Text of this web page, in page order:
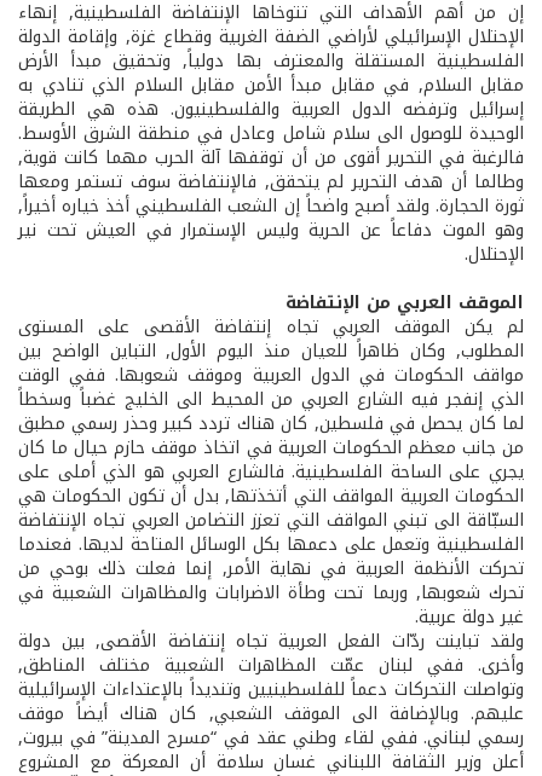
إن من أهم الأهداف التي تتوخاها الإنتفاضة الفلسطينية, إنهاء
الإحتلال الإسرائيلي لأراضي الضفة الغربية وقطاع غزة, وإقامة الدولة
الفلسطينية المستقلة والمعترف بها دولياً, وتحقيق مبدأ الأرض
مقابل السلام, في مقابل مبدأ الأمن مقابل السلام الذي تنادي به
إسرائيل وترفضه الدول العربية والفلسطينيون. هذه هي الطريقة
الوحيدة للوصول الى سلام شامل وعادل في منطقة الشرق الأوسط.
فالرغبة في التحرير أقوى من أن توقفها آلة الحرب مهما كانت قوية,
وطالما أن هدف التحرير لم يتحقق, فالإنتفاضة سوف تستمر ومعها
ثورة الحجارة. ولقد أصبح واضحاً إن الشعب الفلسطيني أخذ خياره أخيراً,
وهو الموت دفاعاً عن الحرية وليس الإستمرار في العيش تحت نير
الإحتلال.
الموقف العربي من الإنتفاضة
لم يكن الموقف العربي تجاه إنتفاضة الأقصى على المستوى
المطلوب, وكان ظاهراً للعيان منذ اليوم الأول, التباين الواضح بين
مواقف الحكومات في الدول العربية وموقف شعوبها. ففي الوقت
الذي إنفجر فيه الشارع العربي من المحيط الى الخليج غضباً وسخطاً
لما كان يحصل في فلسطين, كان هناك تردد كبير وحذر رسمي مطبق
من جانب معظم الحكومات العربية في اتخاذ موقف حازم حيال ما كان
يجري على الساحة الفلسطينية. فالشارع العربي هو الذي أملى على
الحكومات العربية المواقف التي أتخذتها, بدل أن تكون الحكومات هي
السبّاقة الى تبني المواقف التي تعزز التضامن العربي تجاه الإنتفاضة
الفلسطينية وتعمل على دعمها بكل الوسائل المتاحة لديها. فعندما
تحركت الأنظمة العربية في نهاية الأمر, إنما فعلت ذلك بوحي من
تحرك شعوبها, وربما تحت وطأة الاضرابات والمظاهرات الشعبية في
غير دولة عربية.
ولقد تباينت ردّات الفعل العربية تجاه إنتفاضة الأقصى, بين دولة
وأخرى. ففي لبنان عمّت المظاهرات الشعبية مختلف المناطق,
وتواصلت التحركات دعماً للفلسطينيين وتنديداً بالإعتداءات الإسرائيلية
عليهم. وبالإضافة الى الموقف الشعبي, كان هناك أيضاً موقف
رسمي لبناني. ففي لقاء وطني عقد في “مسرح المدينة” في بيروت,
أعلن وزير الثقافة اللبناني غسان سلامة أن المعركة مع المشروع